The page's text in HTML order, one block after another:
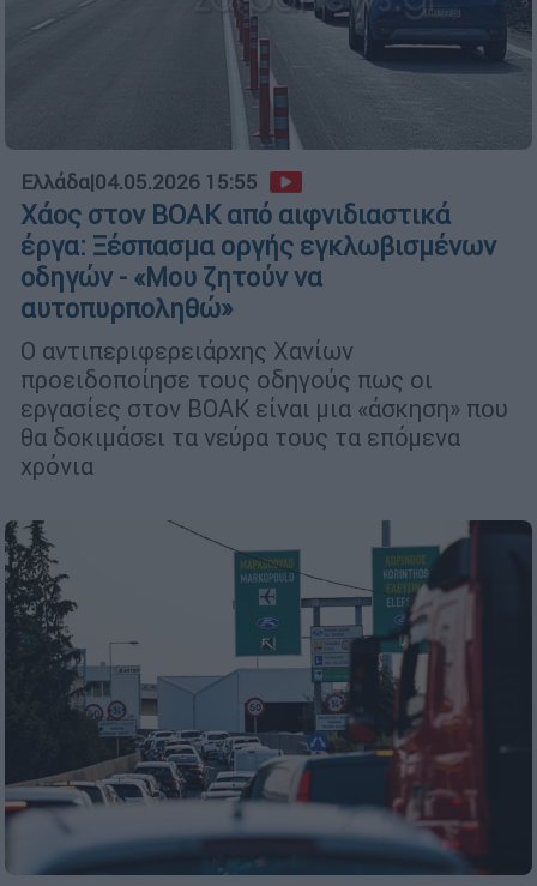
Ελλάδα|04.05.2026 15:55
Χάος στον ΒΟΑΚ από αιφνιδιαστικά
έργα: Ξέσπασμα οργής εγκλωβισμένων
οδηγών - «Μου ζητούν να
αυτοπυρποληθώ»
Ο αντιπεριφερειάρχης Χανίων
προειδοποίησε τους οδηγούς πως οι
εργασίες στον ΒΟΑΚ είναι μια «άσκηση» που
θα δοκιμάσει τα νεύρα τους τα επόμενα
χρόνια